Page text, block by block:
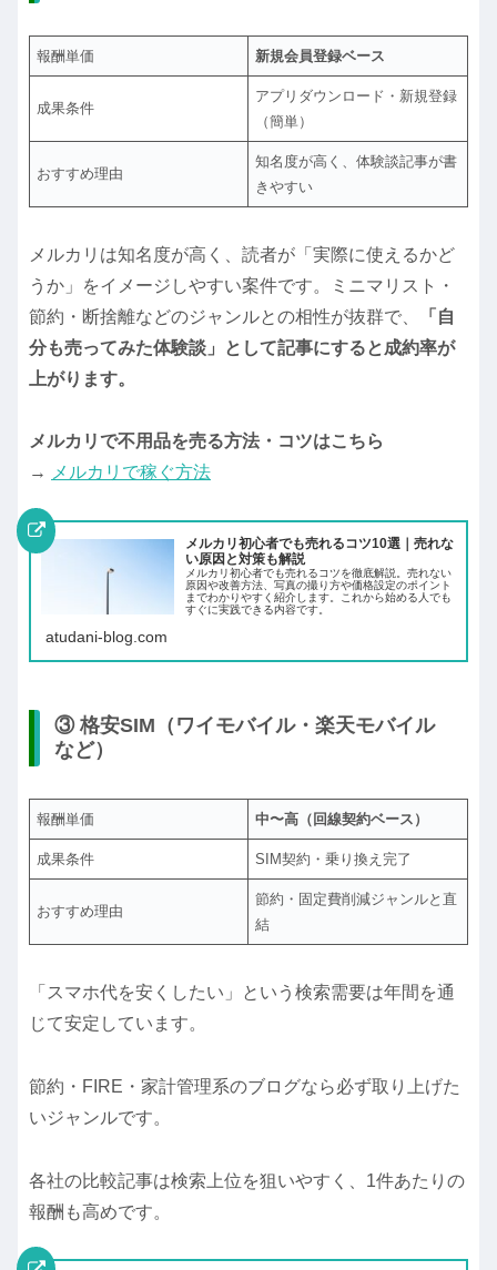
報酬単価 新規会員登録ベース
成果条件
アプリダウンロード・新規登録
（簡単）
おすすめ理由
知名度が高く、体験談記事が書
きやすい
メルカリは知名度が高く、読者が「実際に使えるかど
うか」をイメージしやすい案件です。ミニマリスト・
節約・断捨離などのジャンルとの相性が抜群で、
「自
分も売ってみた体験談」として記事にすると成約率が
上がります。
メルカリで不用品を売る方法・コツはこちら
→
メルカリで稼ぐ方法
メルカリ初心者でも売れるコツ10選｜売れな
い原因と対策も解説
メルカリ初心者でも売れるコツを徹底解説。売れない
原因や改善方法、写真の撮り方や価格設定のポイント
までわかりやすく紹介します。これから始める人でも
すぐに実践できる内容です。
atudani-blog.com
③ 格安SIM（ワイモバイル・楽天モバイル
など）
報酬単価 中〜高（回線契約ベース）
成果条件 SIM契約・乗り換え完了
おすすめ理由
節約・固定費削減ジャンルと直
結
「スマホ代を安くしたい」という検索需要は年間を通
じて安定しています。
節約・FIRE・家計管理系のブログなら必ず取り上げた
いジャンルです。
各社の比較記事は検索上位を狙いやすく、1件あたりの
報酬も高めです。